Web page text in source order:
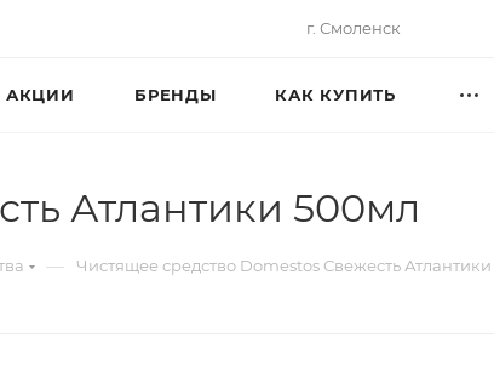
г. Смоленск
АКЦИИ БРЕНДЫ КАК КУПИТЬ
Атлантики 500мл
— Чистящее средство Domestos Свежесть